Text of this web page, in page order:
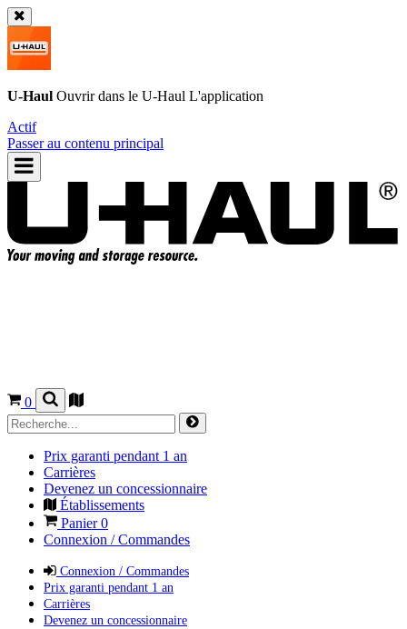
U-Haul Ouvrir dans le U-Haul L'application
Actif
Passer au contenu principal
0
Prix garanti pendant 1 an
Carrières
Devenez un concessionnaire
Établissements
Panier0
Connexion / Commandes
Connexion / Commandes
Prix garanti pendant 1 an
Carrières
Devenez un concessionnaire